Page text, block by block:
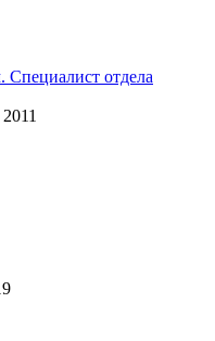
Специалист отдела